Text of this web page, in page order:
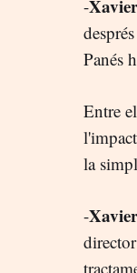
-
Panés
Entre
la
-